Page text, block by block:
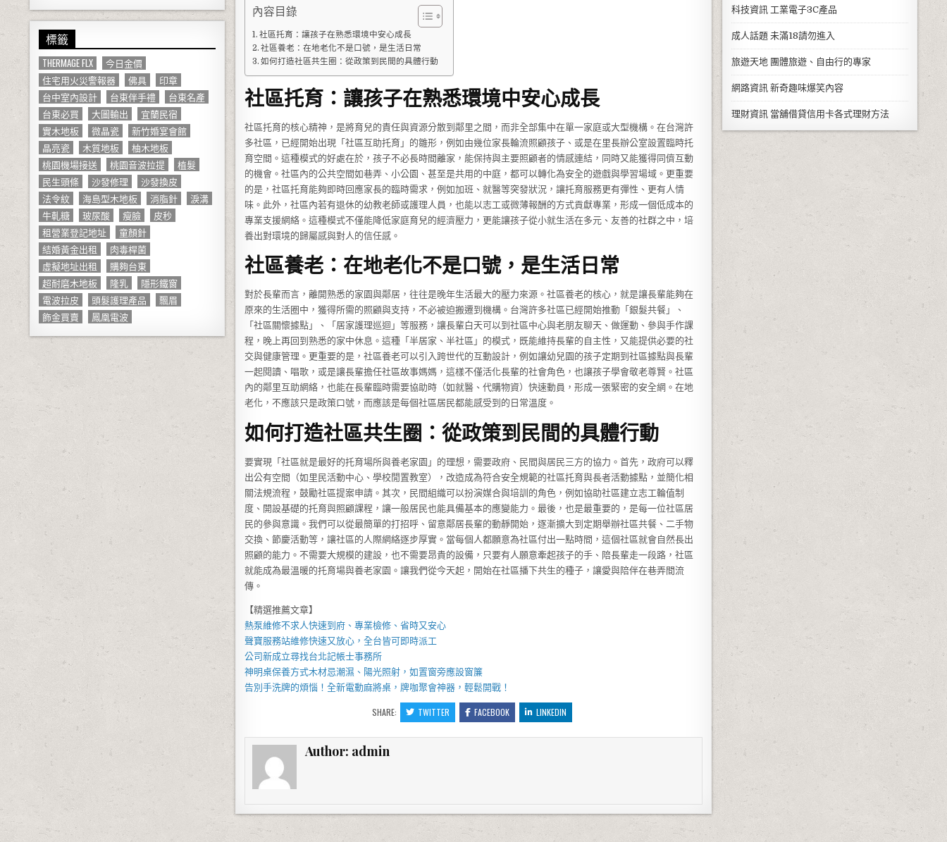
內容目錄
社區托育：讓孩子在熟悉環境中安心成長
社區養老：在地老化不是口號，是生活日常
如何打造社區共生圈：從政策到民間的具體行動
社區托育：讓孩子在熟悉環境中安心成長
社區托育的核心精神，是將育兒的責任與資源分散到鄰里之間，而非全部集中在單一家庭或大型機構。在台灣許
多社區，已經開始出現「社區互助托育」的雛形，例如由幾位家長輪流照顧孩子、或是在里長辦公室設置臨時托
育空間。這種模式的好處在於，孩子不必長時間離家，能保持與主要照顧者的情感連結，同時又能獲得同儕互動
的機會。社區內的公共空間如巷弄、小公園、甚至是共用的中庭，都可以轉化為安全的遊戲與學習場域。更重要
的是，社區托育能夠即時回應家長的臨時需求，例如加班、就醫等突發狀況，讓托育服務更有彈性、更有人情
味。此外，社區內若有退休的幼教老師或護理人員，也能以志工或微薄報酬的方式貢獻專業，形成一個低成本的
專業支援網絡。這種模式不僅能降低家庭育兒的經濟壓力，更能讓孩子從小就生活在多元、友善的社群之中，培
養出對環境的歸屬感與對人的信任感。
社區養老：在地老化不是口號，是生活日常
對於長輩而言，離開熟悉的家園與鄰居，往往是晚年生活最大的壓力來源。社區養老的核心，就是讓長輩能夠在
原來的生活圈中，獲得所需的照顧與支持，不必被迫搬遷到機構。台灣許多社區已經開始推動「銀髮共餐」、
「社區關懷據點」、「居家護理巡迴」等服務，讓長輩白天可以到社區中心與老朋友聊天、做運動、參與手作課
程，晚上再回到熟悉的家中休息。這種「半居家、半社區」的模式，既能維持長輩的自主性，又能提供必要的社
交與健康管理。更重要的是，社區養老可以引入跨世代的互動設計，例如讓幼兒園的孩子定期到社區據點與長輩
一起閱讀、唱歌，或是讓長輩擔任社區故事媽媽，這樣不僅活化長輩的社會角色，也讓孩子學會敬老尊賢。社區
內的鄰里互助網絡，也能在長輩臨時需要協助時（如就醫、代購物資）快速動員，形成一張緊密的安全網。在地
老化，不應該只是政策口號，而應該是每個社區居民都能感受到的日常溫度。
如何打造社區共生圈：從政策到民間的具體行動
要實現「社區就是最好的托育場所與養老家園」的理想，需要政府、民間與居民三方的協力。首先，政府可以釋
出公有空間（如里民活動中心、學校閒置教室），改造成為符合安全規範的社區托育與長者活動據點，並簡化相
關法規流程，鼓勵社區提案申請。其次，民間組織可以扮演媒合與培訓的角色，例如協助社區建立志工輪值制
度、開設基礎的托育與照顧課程，讓一般居民也能具備基本的應變能力。最後，也是最重要的，是每一位社區居
民的參與意識。我們可以從最簡單的打招呼、留意鄰居長輩的動靜開始，逐漸擴大到定期舉辦社區共餐、二手物
交換、節慶活動等，讓社區的人際網絡逐步厚實。當每個人都願意為社區付出一點時間，這個社區就會自然長出
照顧的能力。不需要大規模的建設，也不需要昂貴的設備，只要有人願意牽起孩子的手、陪長輩走一段路，社區
就能成為最溫暖的托育場與養老家園。讓我們從今天起，開始在社區播下共生的種子，讓愛與陪伴在巷弄間流
傳。
【精選推薦文章】
熱泵維修不求人快速到府、專業檢修、省時又安心
聲寶服務站維修快速又放心，全台皆可即時派工
公司新成立尋找台北記帳士事務所
神明桌保養方式木材忌潮濕、陽光照射，如置窗旁應設窗簾
告別手洗牌的煩惱！全新電動麻將桌 ，牌咖聚會神器，輕鬆開戰！
SHARE: TWITTER FACEBOOK LINKEDIN
Author: admin
標籤
THERMAGE FLX
今日金價
住宅用火災警報器
佛具
印章
台中室內設計
台東伴手禮
台東名產
台東必買
大圖輸出
宜蘭民宿
實木地板
微晶瓷
新竹婚宴會館
晶亮瓷
木質地板
柚木地板
桃園機場接送
桃園音波拉提
植髮
民生頭條
沙發修理
沙發換皮
法令紋
海島型木地板 消脂針
淚溝
牛軋糖
玻尿酸 瘦臉
皮秒
租營業登記地址
童顏針
結婚黃金出租
肉毒桿菌
虛擬地址出租
購夠台東
超耐磨木地板
隆乳
隱形鐵窗
電波拉皮
頭髮護理產品
飄眉
飾金買賣
鳳凰電波
科技資訊工業電子3C產品
成人話題未滿18請勿進入
旅遊天地團體旅遊、自由行的專家
網路資訊新奇趣味爆笑內容
理財資訊當舖借貸信用卡各式理財方法